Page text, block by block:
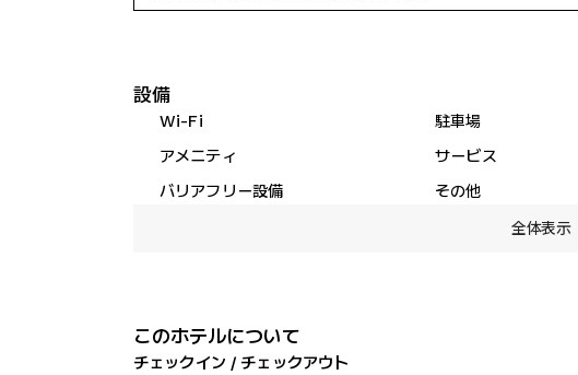
設備
Wi-Fi 駐車場
アメニティ
サービス
バリアフリー設備
その他
全体表示
このホテルについて
チェックイン / チェックアウト